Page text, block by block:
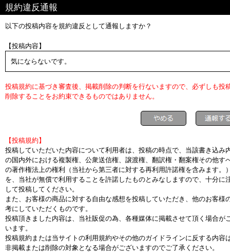
規約違反通報
以下の投稿内容を規約違反として通報しますか？
【投稿内容】
気にならないです。
投稿規約に基づき審査後、掲載削除の判断を行ないますので、必ずしも投
削除することをお約束できるものではありません。
【投稿規約】
投稿していただいた内容について利用者は、投稿の時点で、当該書き込み
の国内外における複製権、公衆送信権、譲渡権、翻訳権・翻案権その他す
の著作権法上の権利（当社から第三者に対する再利用許諾権を含みます。
を、当社が無償で利用することを許諾したものとみなしますので、十分に
して投稿してください。
また、お客様の商品に対する自由な感想を投稿していただき、他のお客様
考にしていただくものです。
投稿頂きました内容は、当社販促の為、各種媒体に掲載させて頂く場合が
います。
投稿規約または当サイトの利用規約やその他のガイドラインに反する内容
非掲載または削除の対象となる場合がございますのでご了承ください。